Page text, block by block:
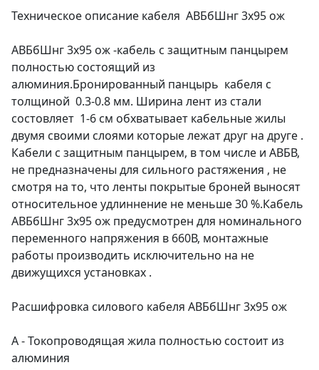
Техническое описание кабеля АВБбШнг 3х95 ож
АВБбШнг 3х95 ож -кабель с защитным панцырем
полностью состоящий из
алюминия.Бронированный панцырь кабеля с
толщиной 0.3-0.8 мм. Ширина лент из стали
состовляет 1-6 см обхватывает кабельные жилы
двумя своими слоями которые лежат друг на друге .
Кабели с защитным панцырем, в том числе и АВБВ,
не предназначены для сильного растяжения , не
смотря на то, что ленты покрытые броней выносят
относительное удлиннение не меньше 30 %.Кабель
АВБбШнг 3х95 ож предусмотрен для номинального
переменного напряжения в 660В, монтажные
работы производить исключительно на не
движущихся установках .
Расшифровка силового кабеля АВБбШнг 3х95 ож
А - Токопроводящая жила полностью состоит из
алюминия